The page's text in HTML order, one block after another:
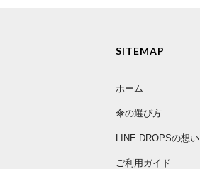
SITEMAP
ホーム
傘の選び方
LINE DROPSの想い
ご利用ガイド